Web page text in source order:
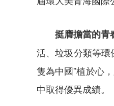
挺膺擔當的青
活、垃圾分類等環
隻為中國”植於心
中取得優異成績。